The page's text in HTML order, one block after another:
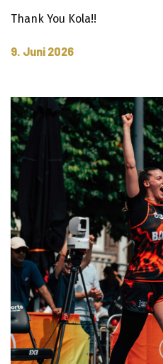
Thank You Kola!!
9. Juni 2026